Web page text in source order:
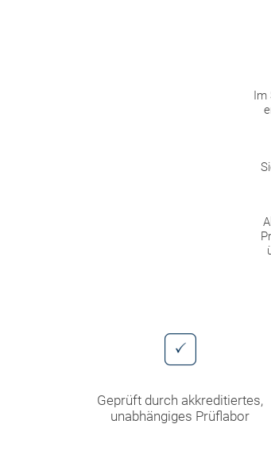
Im
Geprüft durch akkreditiertes,
unabhängiges Prüflabor